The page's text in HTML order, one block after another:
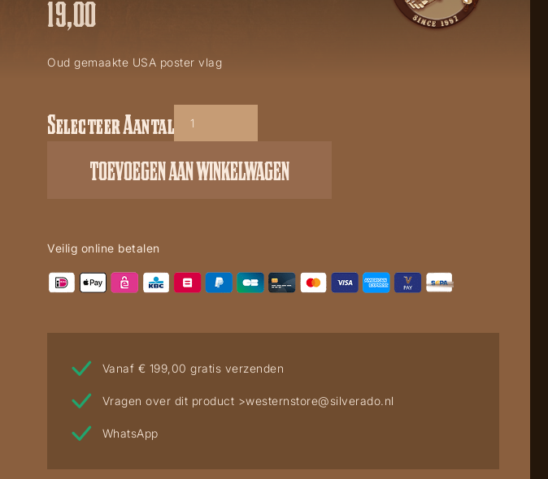
19,00
Oud gemaakte USA poster vlag
Tea
Selecteer Aantal
TOEVOEGEN AAN WINKELWAGEN
Veilig online betalen
Vanaf € 199,00 gratis verzenden
Vragen over dit product >westernstore@silverado.nl
WhatsApp